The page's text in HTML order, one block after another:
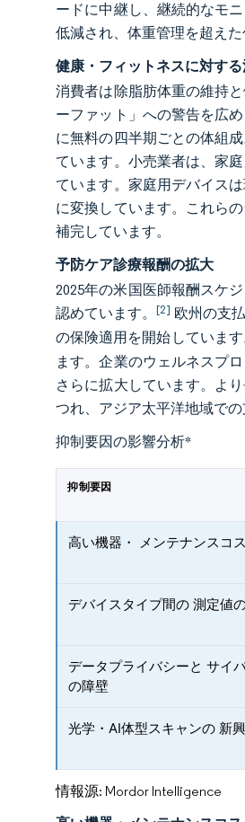
ードに中継し、継続的なモ
低減され、体重管理を超え
健康・フィットネスに対す
消費者は除脂肪体重の維持
ーファット」への警告を広
に無料の四半期ごとの体組
ています。小売業者は、家
ています。家庭用デバイス
に変換しています。これら
補完しています。
予防ケア診療報酬の拡大
2025年の米国医師報酬スケ
認めています。[2] 欧州の支
の保険適用を開始しています
ます。企業のウェルネスプ
さらに拡大しています。よ
つれ、アジア太平洋地域で
抑制要因の影響分析*
抑制要因
高い機器・ メンテナンスコ
デバイスタイプ間の 測定値
データプライバシーと サイ
の障壁
光学・AI体型スキャンの 新
情報源: Mordor Intelligence